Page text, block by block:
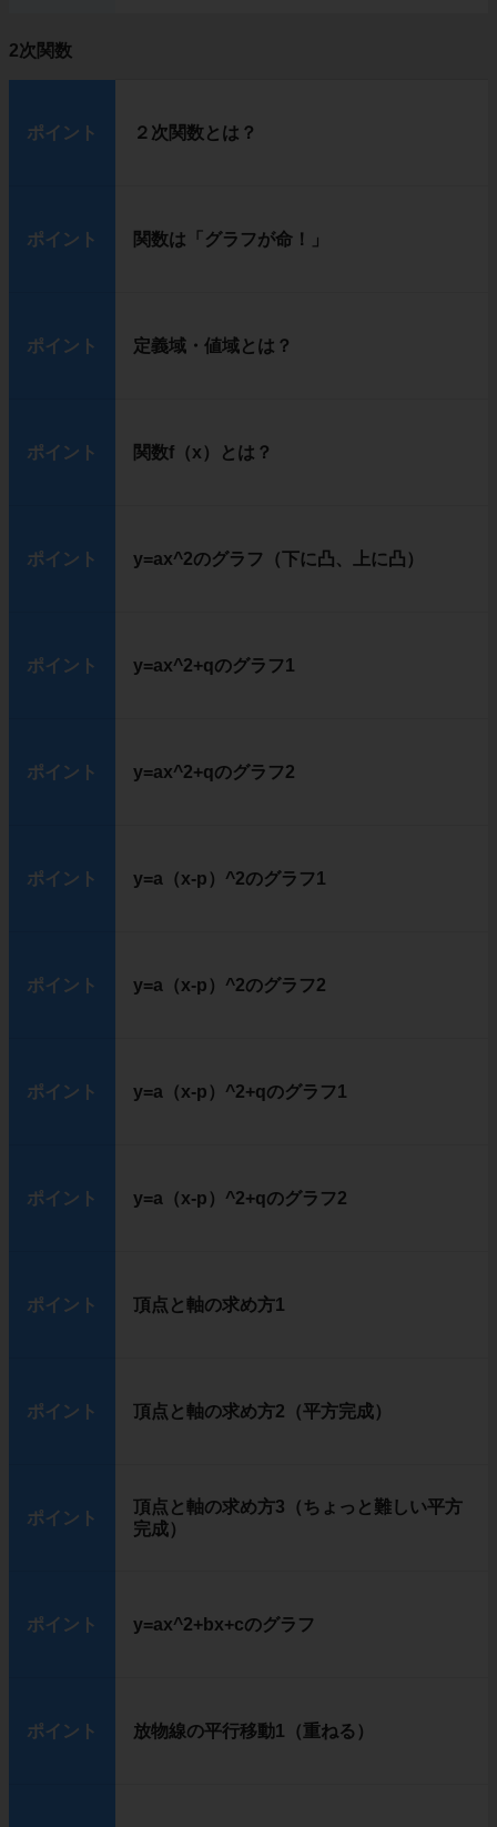
2次関数
ポイント ２次関数とは？
ポイント 関数は「グラフが命！」
ポイント 定義域・値域とは？
ポイント 関数f（x）とは？
ポイント y=ax^2のグラフ（下に凸、上に凸）
ポイント y=ax^2+qのグラフ1
ポイント y=ax^2+qのグラフ2
ポイント y=a（x-p）^2のグラフ1
ポイント y=a（x-p）^2のグラフ2
ポイント y=a（x-p）^2+qのグラフ1
ポイント y=a（x-p）^2+qのグラフ2
ポイント 頂点と軸の求め方1
ポイント 頂点と軸の求め方2（平方完成）
ポイント
頂点と軸の求め方3（ちょっと難しい平方
完成）
ポイント y=ax^2+bx+cのグラフ
ポイント 放物線の平行移動1（重ねる）